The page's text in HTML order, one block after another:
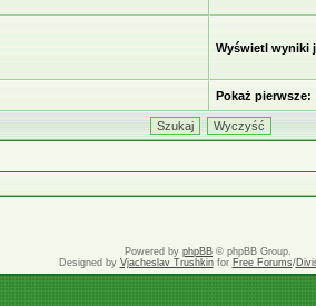
Wyświetl wyniki
Pokaż pierwsze:
Powered by phpBB © phpBB Group.
Designed by Vjacheslav Trushkinfor Free Forums/